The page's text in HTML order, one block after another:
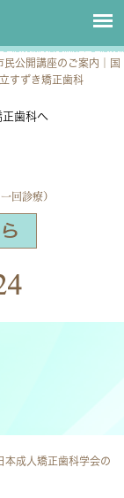
公開講座のご案内｜国
すずき矯正歯科
回診療）
成人矯正歯科学会の